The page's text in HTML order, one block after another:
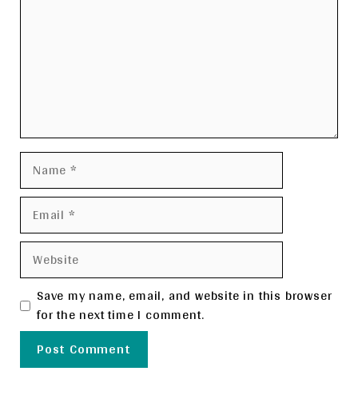
Name
Email
Website
Save my name, email, and website in this browser
for the next time I comment.